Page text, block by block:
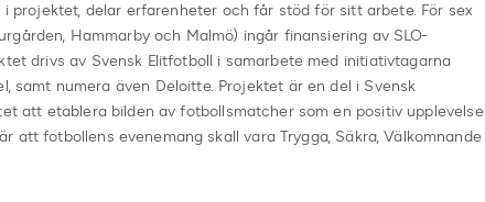
projektet, delar erfarenheter och får stöd för sitt arbete. För sex
Hammarby och Malmö) ingår finansiering av SLO-
drivs av Svensk Elitfotboll i samarbete med initiativtagarna
samt numera även Deloitte. Projektet är en del i Svensk
att etablera bilden av fotbollsmatcher som en positiv upplevelse
att fotbollens evenemang skall vara Trygga, Säkra, Välkomnande